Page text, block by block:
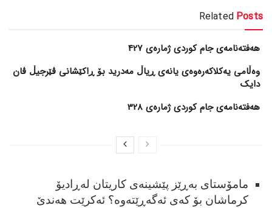
Related Posts
هەفتەنامەی جام کوردی ژمارەی 427
وەڵامی یەکلاکەرەوەی یانەی ڕیاڵ مەدرید بۆ ڕاکێشانی ڤێرجیڵ ڤان
دایک
هەفتەنامەی جام کوردی ژمارەی 328
مامۆستای به‌ڕێز پێشینه‌ی کاریتان له‌ڕادیۆ
کرماشان بۆ که‌ی ئه‌گه‌ڕێته‌وه؟ ئه‌کرێت ھه‌ندێ